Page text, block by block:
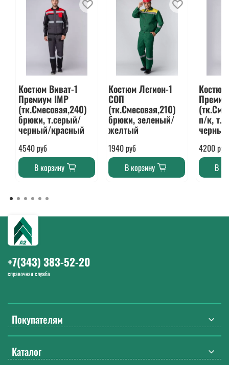
Костюм Виват-1
Премиум IMP
(тк.Смесовая,240)
брюки, т.серый/
черный/красный
4540 руб
В корзину
Костюм Легион-1
СОП
(тк.Смесовая,210)
брюки, зеленый/
желтый
1940 руб
В корзину
п/к,
4200 руб
В
Покупателям
Каталог
+7(343) 383-52-20
справочная служба